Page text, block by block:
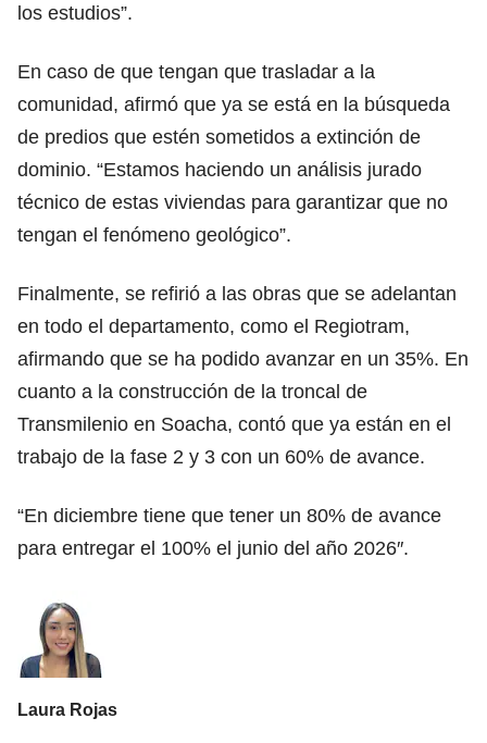
los estudios”.
En caso de que tengan que trasladar a la
comunidad, afirmó que ya se está en la búsqueda
de predios que estén sometidos a extinción de
dominio. “Estamos haciendo un análisis jurado
técnico de estas viviendas para garantizar que no
tengan el fenómeno geológico”.
Finalmente, se refirió a las obras que se adelantan
en todo el departamento, como el Regiotram,
afirmando que se ha podido avanzar en un 35%. En
cuanto a la construcción de la troncal de
Transmilenio en Soacha, contó que ya están en el
trabajo de la fase 2 y 3 con un 60% de avance.
“En diciembre tiene que tener un 80% de avance
para entregar el 100% el junio del año 2026″.
Laura Rojas